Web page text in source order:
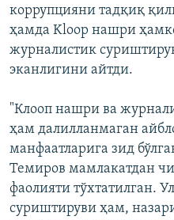
коррупцияни тадқиқ
ҳамда Kloop нашри
журналистик
эканлигини айтди.
"Клооп нашри ва
ҳам далилланмаган
манфаатларига зид
Темиров мамлакатдан
фаолияти тўхтатилган.
суриштируви ҳам,